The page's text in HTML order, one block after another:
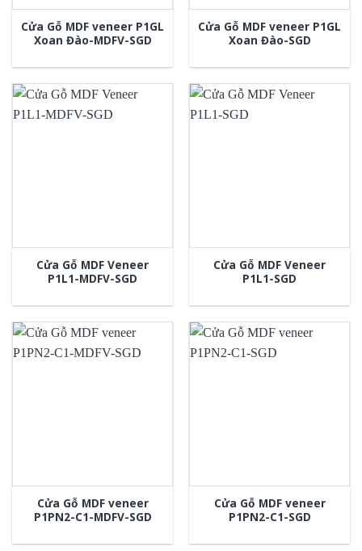
Cửa Gỗ MDF veneer P1GL
Xoan Đào-MDFV-SGD
Cửa Gỗ MDF veneer P1GL
Xoan Đào-SGD
Cửa Gỗ MDF Veneer
P1L1-MDFV-SGD
Cửa Gỗ MDF Veneer
P1L1-SGD
Cửa Gỗ MDF veneer
P1PN2-C1-MDFV-SGD
Cửa Gỗ MDF veneer
P1PN2-C1-SGD